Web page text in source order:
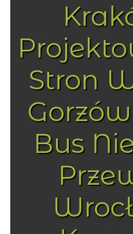
Stron
Bus